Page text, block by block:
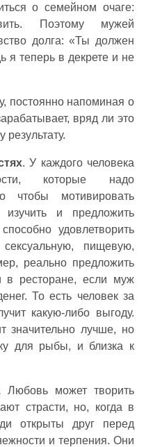
о семейном очаге:
Поэтому мужей
долга: «Ты должен
я теперь в декрете и не
постоянно напоминая о
вряд ли это
результату.
. У каждого человека
которые надо
чтобы мотивировать
изучить и предложить
удовлетворить
сексуальную, пищевую,
реально предложить
ресторане, если муж
То есть человек за
какую-либо выгоду.
значительно лучше, но
для рыбы, и близка к
Любовь может творить
страсти, но, когда в
открыты друг перед
и терпения. Они